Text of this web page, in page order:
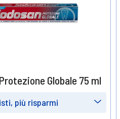
Globale 75 ml
più risparmi